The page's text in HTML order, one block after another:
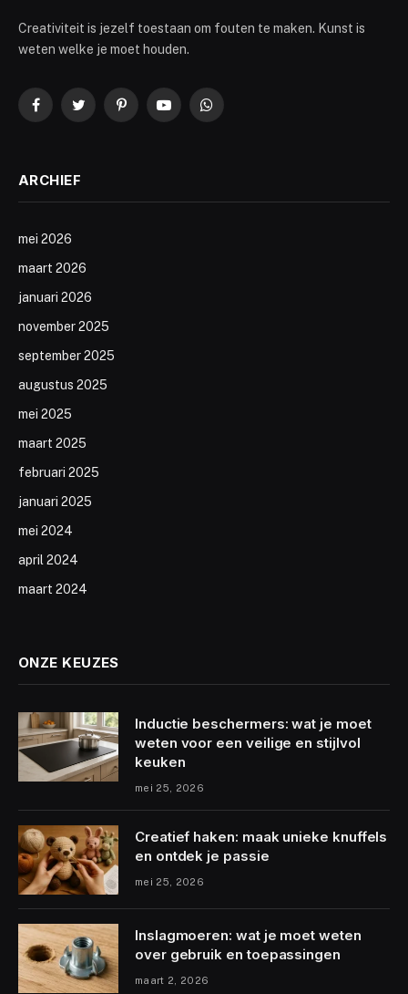
Creativiteit is jezelf toestaan om fouten te maken. Kunst is
weten welke je moet houden.
FacebookTwitterPinterestYouTubeWhatsApp
ARCHIEF
mei 2026
maart 2026
januari 2026
november 2025
september 2025
augustus 2025
mei 2025
maart 2025
februari 2025
januari 2025
mei 2024
april 2024
maart 2024
ONZE KEUZES
Inductie beschermers: wat je moet
weten voor een veilige en stijlvol
keuken
mei 25, 2026
Creatief haken: maak unieke knuffels
en ontdek je passie
mei 25, 2026
Inslagmoeren: wat je moet weten
over gebruik en toepassingen
maart 2, 2026